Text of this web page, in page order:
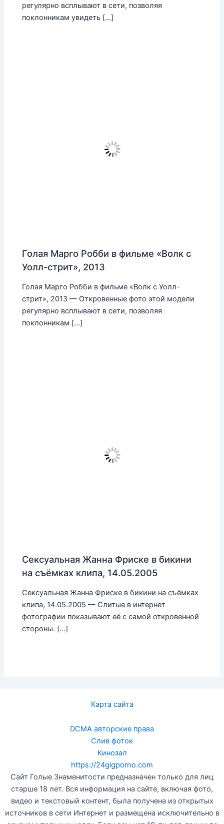
регулярно всплывают в сети, позволяя
поклонникам увидеть […]
Голая Марго Робби в фильме «Волк с
Уолл-стрит», 2013
Голая Марго Робби в фильме «Волк с Уолл-
стрит», 2013 — Откровенные фото этой модели
регулярно всплывают в сети, позволяя
поклонникам […]
Сексуальная Жанна Фриске в бикини
на съёмках клипа, 14.05.2005
Сексуальная Жанна Фриске в бикини на съёмках
клипа, 14.05.2005 — Слитые в интернет
фотографии показывают её с самой откровенной
стороны. […]
Карта сайта
DCMA авторские права
Слив фоток
Кинозал
https://24gigporno.com
Сайт Голые Знаменитости предназначен только для лиц
старше 18 лет. Вся информация на сайте, включая фото,
видео и текстовый контент, была получена из открытых
источников в сети Интернет и размещена исключительно в